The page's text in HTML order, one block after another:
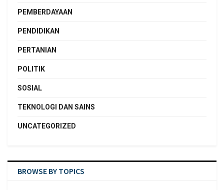
PEMBERDAYAAN
PENDIDIKAN
PERTANIAN
POLITIK
SOSIAL
TEKNOLOGI DAN SAINS
UNCATEGORIZED
BROWSE BY TOPICS